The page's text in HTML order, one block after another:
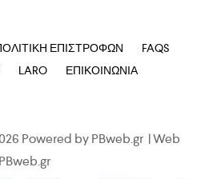
ΕΠΙΣΤΡΟΦΏΝ
FAQS
LARO ΕΠΙΚΟΙΝΩΝΊΑ
Powered byPBweb.gr |Web
PBweb.gr